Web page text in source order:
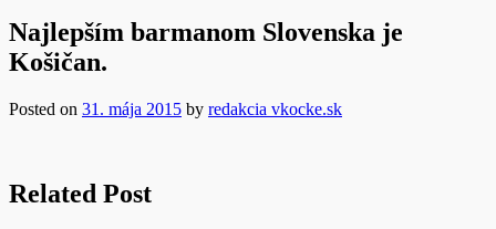
Najlepším barmanom Slovenska je
Košičan.
Posted on 31. mája 2015 by redakcia vkocke.sk
Related Post